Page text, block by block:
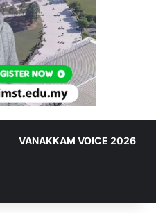
VANAKKAM VOICE 2026